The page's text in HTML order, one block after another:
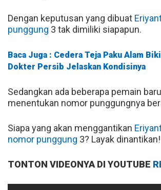
Dengan keputusan yang dibuat
punggung 3 tak dimiliki siapapun.
Baca Juga : Cedera Teja Paku Alam
Dokter Persib Jelaskan Kondisinya
Sedangkan ada beberapa pemain
menentukan nomor punggungnya
Siapa yang akan menggantikan
nomor punggung 3? Layak
TONTON VIDEONYA DI YOUTUBE